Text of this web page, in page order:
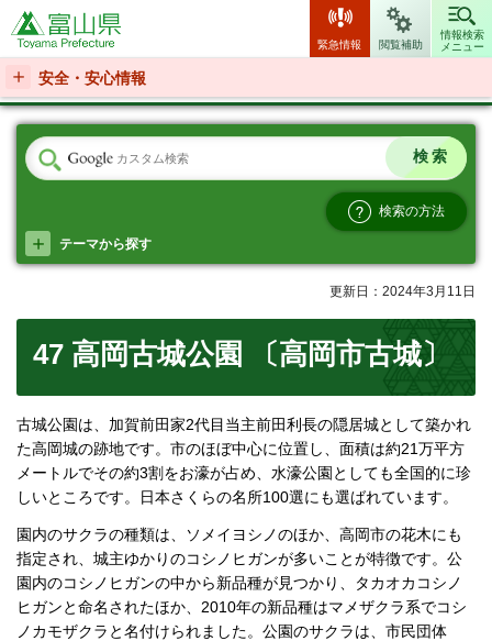
富山県
緊急情報 閲覧補助
情報検索
メニュー
安全・安心情報
検索の方法
テーマから探す
更新日：2024年3月11日
47 高岡古城公園 〔高岡市古城〕
古城公園は、加賀前田家2代目当主前田利長の隠居城として築かれ
た高岡城の跡地です。市のほぼ中心に位置し、面積は約21万平方
メートルでその約3割をお濠が占め、水濠公園としても全国的に珍
しいところです。日本さくらの名所100選にも選ばれています。
園内のサクラの種類は、ソメイヨシノのほか、高岡市の花木にも
指定され、城主ゆかりのコシノヒガンが多いことが特徴です。公
園内のコシノヒガンの中から新品種が見つかり、タカオカコシノ
ヒガンと命名されたほか、2010年の新品種はマメザクラ系でコシ
ノカモザクラと名付けられました。公園のサクラは、市民団体